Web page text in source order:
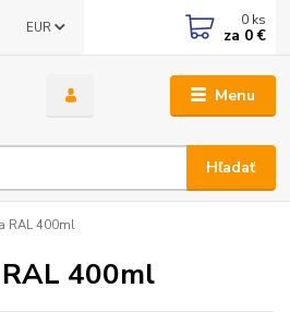
Menu
EUR
Hľadať
0 ks
za 0 €
RAL 400ml
400ml